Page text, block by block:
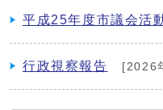
平成25年度市議会活
行政視察報告 [2026